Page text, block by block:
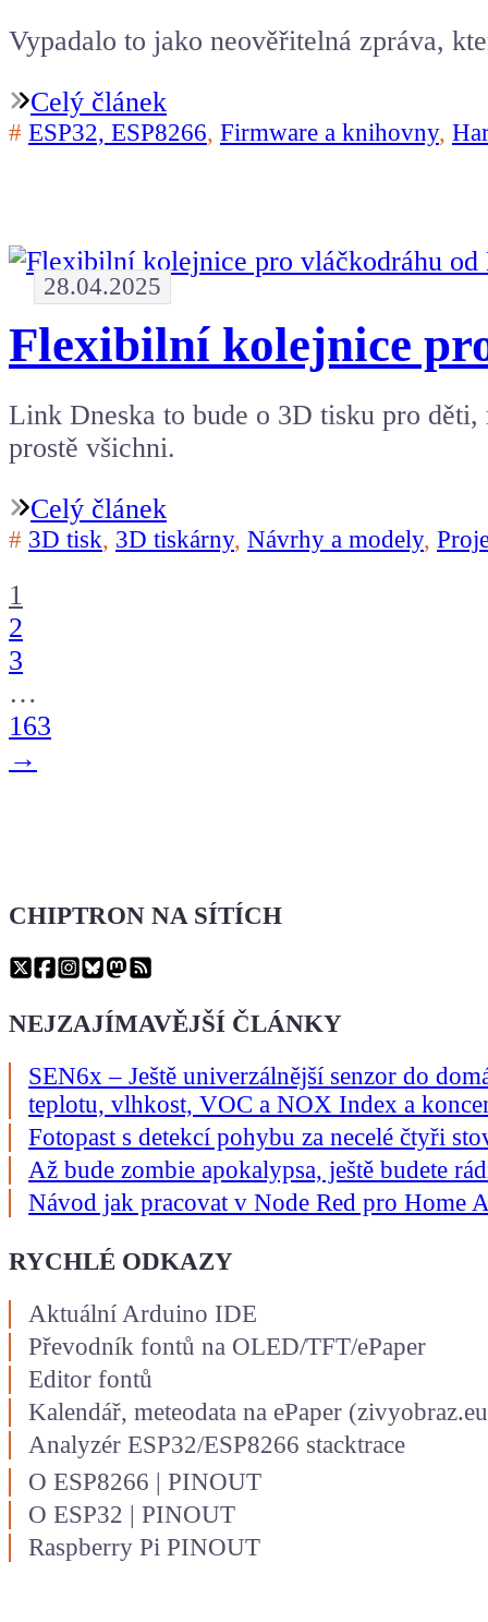
CHIPTRON NA SÍTÍCH
NEJZAJÍMAVĚJŠÍ ČLÁNKY
SEN6x – Ještě univerzálnější senzor do
teplotu, vlhkost, VOC a NOX Index a
Fotopast s detekcí pohybu za necelé čtyři
Až bude zombie apokalypsa, ještě budete
Návod jak pracovat v Node Red pro Home
RYCHLÉ ODKAZY
Aktuální Arduino IDE
Převodník fontů na OLED/TFT/ePaper
Editor fontů
Kalendář, meteodata na ePaper
Analyzér ESP32/ESP8266 stacktrace
O ESP8266 |PINOUT
O ESP32 |PINOUT
Raspberry Pi PINOUT
Vypadalo to jako neověřitelná zpráva,
Celý článek
# ESP32, ESP8266, Firmware a knihovny,
28.04.2025
Flexibilní kolejnice
Link Dneska to bude o 3D tisku pro
prostě všichni.
Celý článek
# 3D tisk, 3D tiskárny, Návrhy a modely,
1
2
3
…
163
→